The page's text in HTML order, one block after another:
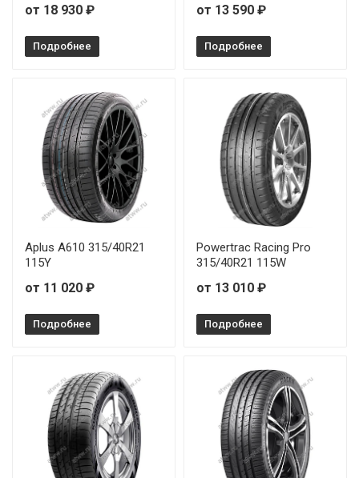
от 18 930 ₽
Подробнее
от 13 590 ₽
Подробнее
Aplus A610 315/40R21
115Y
от 11 020 ₽
Подробнее
Powertrac Racing Pro
315/40R21 115W
от 13 010 ₽
Подробнее